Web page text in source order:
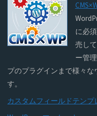
に必
売し
ー管
プのプラグインまで様々
す。
カスタムフィールドテン